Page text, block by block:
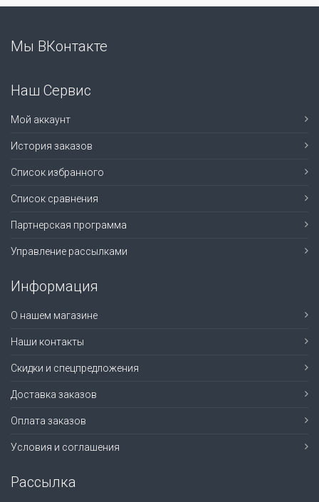
Мы ВКонтакте
Наш Сервис
Мой аккаунт
История заказов
Список избранного
Список сравнения
Партнерская программа
Управление рассылками
Информация
О нашем магазине
Наши контакты
Скидки и спецпредложения
Доставка заказов
Оплата заказов
Условия и соглашения
Рассылка